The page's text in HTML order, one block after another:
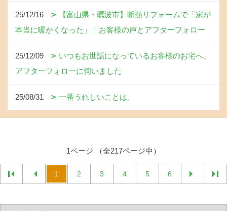
25/12/16
【富山県・礪波市】断熱リフォームで「家が
本当に暖かくなった」｜お客様の声とアフターフォロー
25/12/09
いつもお世話になっているお客様のお宅へ、
アフターフォローに伺いました
25/08/31 一番うれしいことは、
1ページ （全217ページ中）
1 2 3 4 5 6